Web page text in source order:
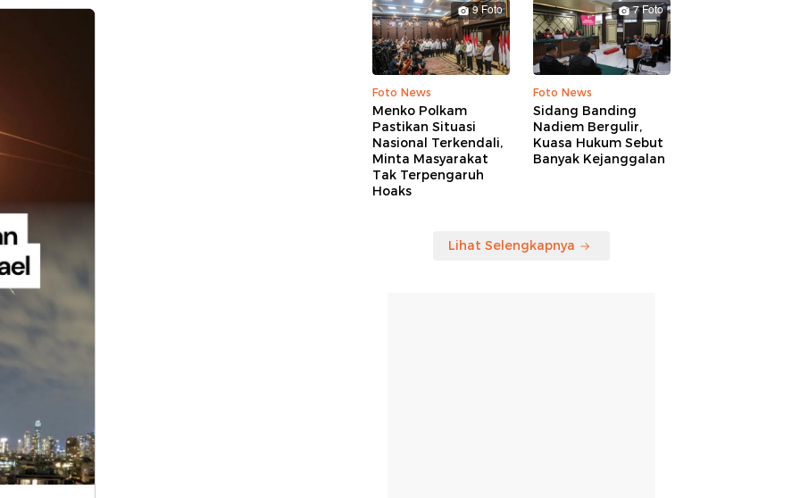
9 Foto
Foto News
Menko Polkam
Pastikan Situasi
Nasional Terkendali,
Minta Masyarakat
Tak Terpengaruh
Hoaks
7 Foto
Foto News
Sidang Banding
Nadiem Bergulir,
Kuasa Hukum Sebut
Banyak Kejanggalan
Lihat Selengkapnya